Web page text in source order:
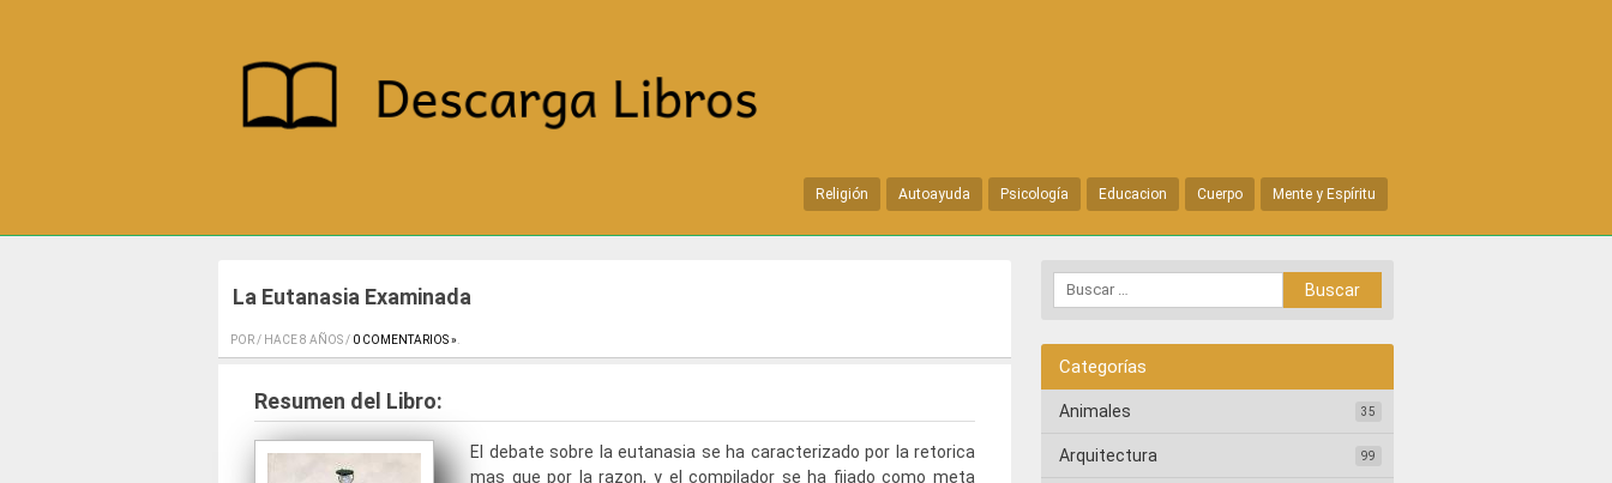
Religión Autoayuda Psicología Educacion Cuerpo Mente y Espíritu
La Eutanasia Examinada
POR / HACE 8 AÑOS / 0 COMENTARIOS »
Resumen del Libro:
El debate sobre la eutanasia se ha caracterizado por la retorica
mas que por la razon, y el compilador se ha fijado como meta
Categorías
Animales 35
Arquitectura 99